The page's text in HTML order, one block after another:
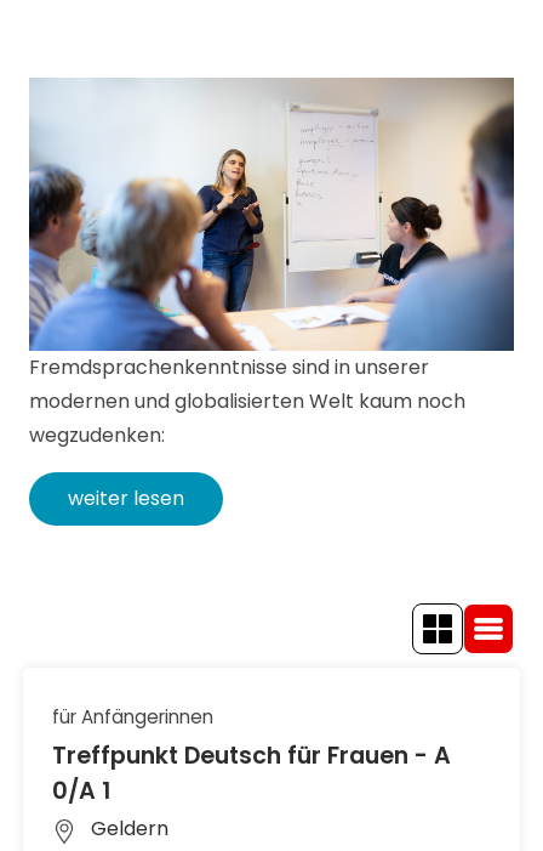
Fremdsprachenkenntnisse sind in unserer
modernen und globalisierten Welt kaum noch
wegzudenken:
weiter lesen
für Anfängerinnen
Treffpunkt Deutsch für Frauen - A
0/A 1
Geldern